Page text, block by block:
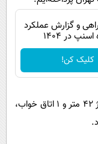
و گزارش عملکرد
در ۱۴۰۴
کلیک کن!
واحد آپارتمانی ۸ ساله در محله شوش با متراژ ۴۲ متر و ۱ اتاق خواب،